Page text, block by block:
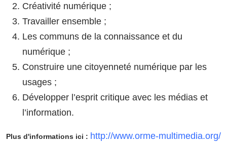
Créativité numérique ;
Travailler ensemble ;
Les communs de la connaissance et du
numérique ;
Construire une citoyenneté numérique par les
usages ;
Développer l’esprit critique avec les médias et
l’information.
Plus d'informations ici : http://www.orme-multimedia.org/